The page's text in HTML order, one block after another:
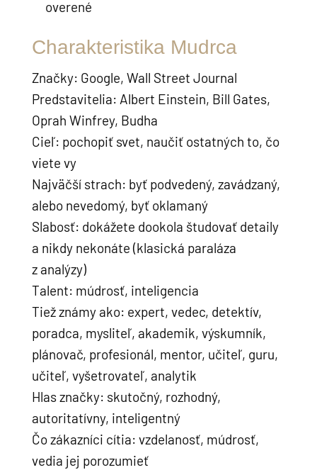
overené
Charakteristika Mudrca
Značky: Google, Wall Street Journal
Predstavitelia: Albert Einstein, Bill Gates,
Oprah Winfrey, Budha
Cieľ: pochopiť svet, naučiť ostatných to, čo
viete vy
Najväčší strach: byť podvedený, zavádzaný,
alebo nevedomý, byť oklamaný
Slabosť: dokážete dookola študovať detaily
a nikdy nekonáte (klasická paraláza
z analýzy)
Talent: múdrosť, inteligencia
Tiež známy ako: expert, vedec, detektív,
poradca, mysliteľ, akademik, výskumník,
plánovač, profesionál, mentor, učiteľ, guru,
učiteľ, vyšetrovateľ, analytik
Hlas značky: skutočný, rozhodný,
autoritatívny, inteligentný
Čo zákazníci cítia: vzdelanosť, múdrosť,
vedia jej porozumieť